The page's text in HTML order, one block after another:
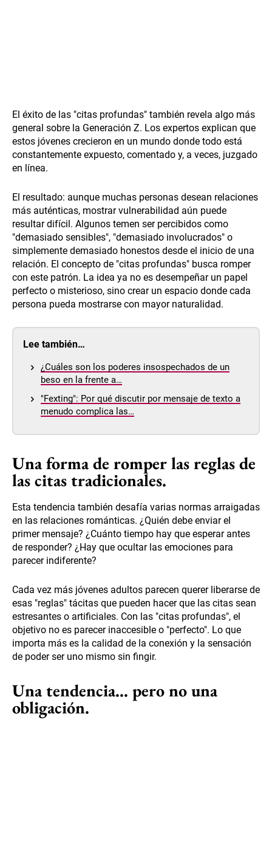
El éxito de las "citas profundas" también revela algo más
general sobre la Generación Z. Los expertos explican que
estos jóvenes crecieron en un mundo donde todo está
constantemente expuesto, comentado y, a veces, juzgado
en línea.
El resultado: aunque muchas personas desean relaciones
más auténticas, mostrar vulnerabilidad aún puede
resultar difícil. Algunos temen ser percibidos como
"demasiado sensibles", "demasiado involucrados" o
simplemente demasiado honestos desde el inicio de una
relación. El concepto de "citas profundas" busca romper
con este patrón. La idea ya no es desempeñar un papel
perfecto o misterioso, sino crear un espacio donde cada
persona pueda mostrarse con mayor naturalidad.
Lee también…
¿Cuáles son los poderes insospechados de un
beso en la frente a…
"Fexting": Por qué discutir por mensaje de texto a
menudo complica las…
Una forma de romper las reglas de
las citas tradicionales.
Esta tendencia también desafía varias normas arraigadas
en las relaciones románticas. ¿Quién debe enviar el
primer mensaje? ¿Cuánto tiempo hay que esperar antes
de responder? ¿Hay que ocultar las emociones para
parecer indiferente?
Cada vez más jóvenes adultos parecen querer liberarse de
esas "reglas" tácitas que pueden hacer que las citas sean
estresantes o artificiales. Con las "citas profundas", el
objetivo no es parecer inaccesible o "perfecto". Lo que
importa más es la calidad de la conexión y la sensación
de poder ser uno mismo sin fingir.
Una tendencia… pero no una
obligación.